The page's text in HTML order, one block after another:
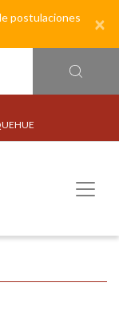
postulaciones
×